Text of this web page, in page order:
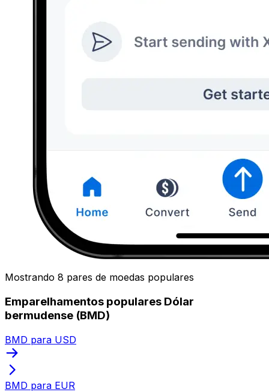
Mostrando 8 pares de moedas populares
Emparelhamentos populares Dólar
bermudense (BMD)
BMD para USD
BMD para EUR